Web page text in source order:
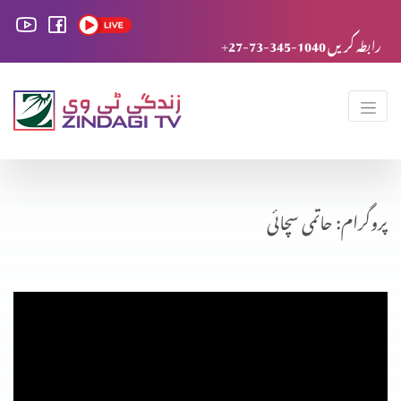
+27-73-345-1040 رابطہ کریں
پروگرام: حاتمی سچائی